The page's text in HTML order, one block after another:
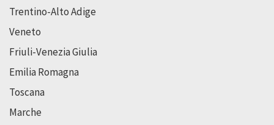
Trentino-Alto Adige
Veneto
Friuli-Venezia Giulia
Emilia Romagna
Toscana
Marche